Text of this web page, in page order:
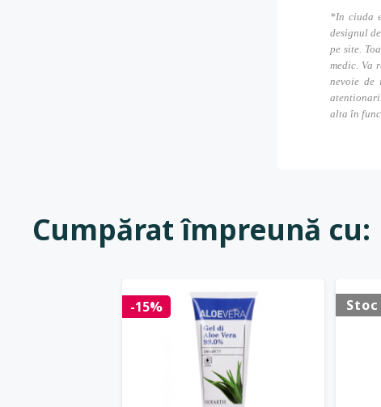
*In ciuda
designul
pe site.
medic. Va
nevoie de
alta în
Cumpărat împreună cu:
-15% Stoc